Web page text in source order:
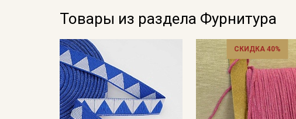
Товары из раздела Фурнитура
СКИДКА 40%